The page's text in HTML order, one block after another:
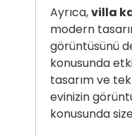
Ayrıca,villa
modern
görüntüsünü
konusunda
tasarım ve
evinizin
konusunda